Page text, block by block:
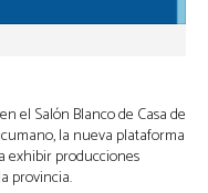
el Salón Blanco de Casa de
la nueva plataforma
exhibir producciones
provincia.